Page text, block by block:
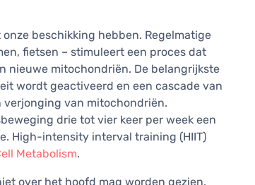
beschikking hebben. Regelmatige
fietsen – stimuleert een proces dat
nieuwe mitochondriën. De belangrijkste
wordt geactiveerd en een cascade van
van mitochondriën.
drie tot vier keer per week een
High-intensity interval training (HIIT)
Metabolism.
over het hoofd mag worden gezien.